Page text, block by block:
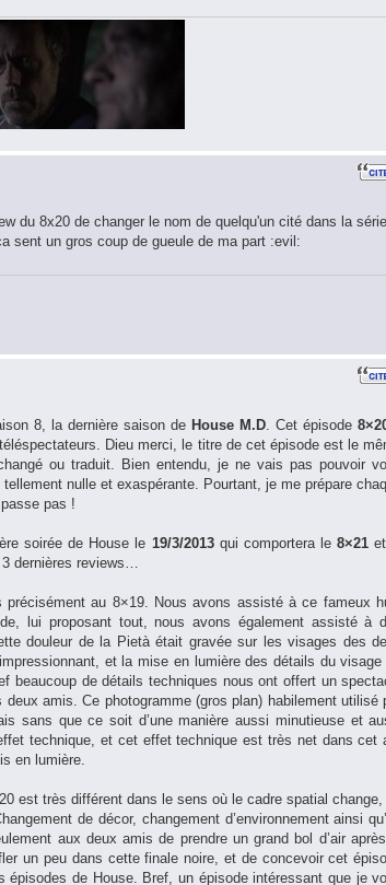
du 8x20 de changer le nom de quelqu'un cité dans la
sent un gros coup de gueule de ma part :evil:
8, la dernière saison de House M.D. Cet épisode
Dieu merci, le titre de cet épisode est le
ou traduit. Bien entendu, je ne vais pas pouvoir
nulle et exaspérante. Pourtant, je me prépare
pas !
soirée de House le 19/3/2013qui comportera le 8×21
dernières reviews…
au 8×19. Nous avons assisté à ce fameux
lui proposant tout, nous avons également assisté à
douleur de la Pietà était gravée sur les visages des
et la mise en lumière des détails du visage
beaucoup de détails techniques nous ont offert un
amis. Ce photogramme (gros plan) habilement utilisé
sans que ce soit d’une manière aussi minutieuse et
technique, et cet effet technique est très net dans cet
en lumière.
est très différent dans le sens où le cadre spatial change,
de décor, changement d’environnement ainsi
aux deux amis de prendre un grand bol d’air
un peu dans cette finale noire, et de concevoir cet
de House. Bref, un épisode intéressant que je